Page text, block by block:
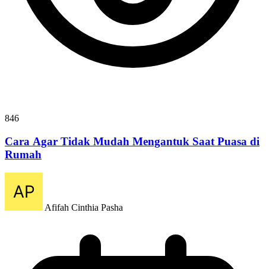
846
Cara Agar Tidak Mudah Mengantuk Saat Puasa di
Rumah
Afifah Cinthia Pasha